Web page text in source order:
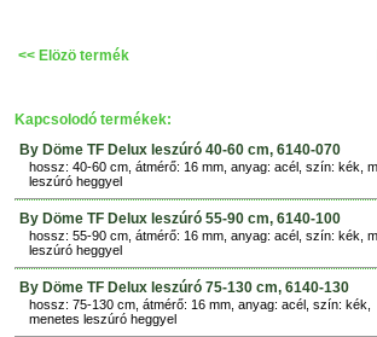
<< Elözö termék
Kapcsolodó termékek:
By Döme TF Delux leszúró 40-60 cm, 6140-070
hossz: 40-60 cm, átmérő: 16 mm, anyag: acél, szín: kék,
leszúró heggyel
By Döme TF Delux leszúró 55-90 cm, 6140-100
hossz: 55-90 cm, átmérő: 16 mm, anyag: acél, szín: kék,
leszúró heggyel
By Döme TF Delux leszúró 75-130 cm, 6140-130
hossz: 75-130 cm, átmérő: 16 mm, anyag: acél, szín: kék,
menetes leszúró heggyel